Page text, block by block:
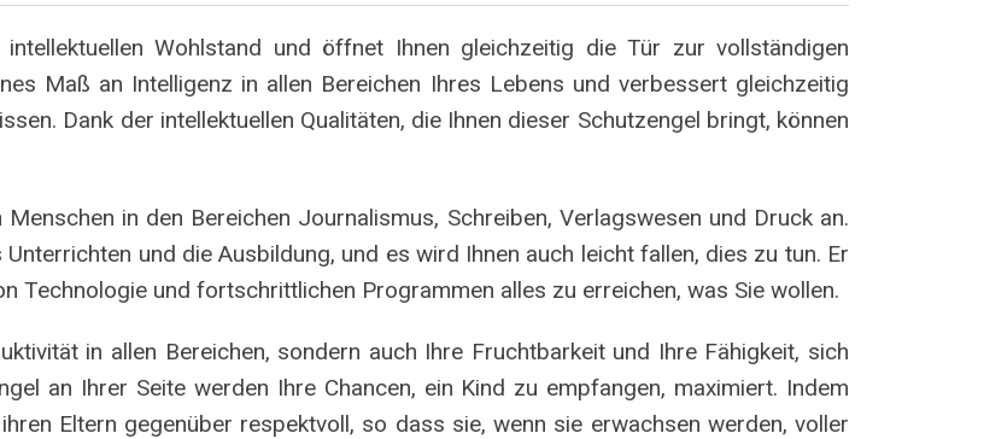
Wohlstand und öffnet Ihnen gleichzeitig die Tür zur vollständigen
Maß an Intelligenz in allen Bereichen Ihres Lebens und verbessert gleichzeitig
Dank der intellektuellen Qualitäten, die Ihnen dieser Schutzengel bringt, können
in den Bereichen Journalismus, Schreiben, Verlagswesen und Druck an.
und die Ausbildung, und es wird Ihnen auch leicht fallen, dies zu tun. Er
Technologie und fortschrittlichen Programmen alles zu erreichen, was Sie wollen.
in allen Bereichen, sondern auch Ihre Fruchtbarkeit und Ihre Fähigkeit, sich
an Ihrer Seite werden Ihre Chancen, ein Kind zu empfangen, maximiert. Indem
Eltern gegenüber respektvoll, so dass sie, wenn sie erwachsen werden, voller